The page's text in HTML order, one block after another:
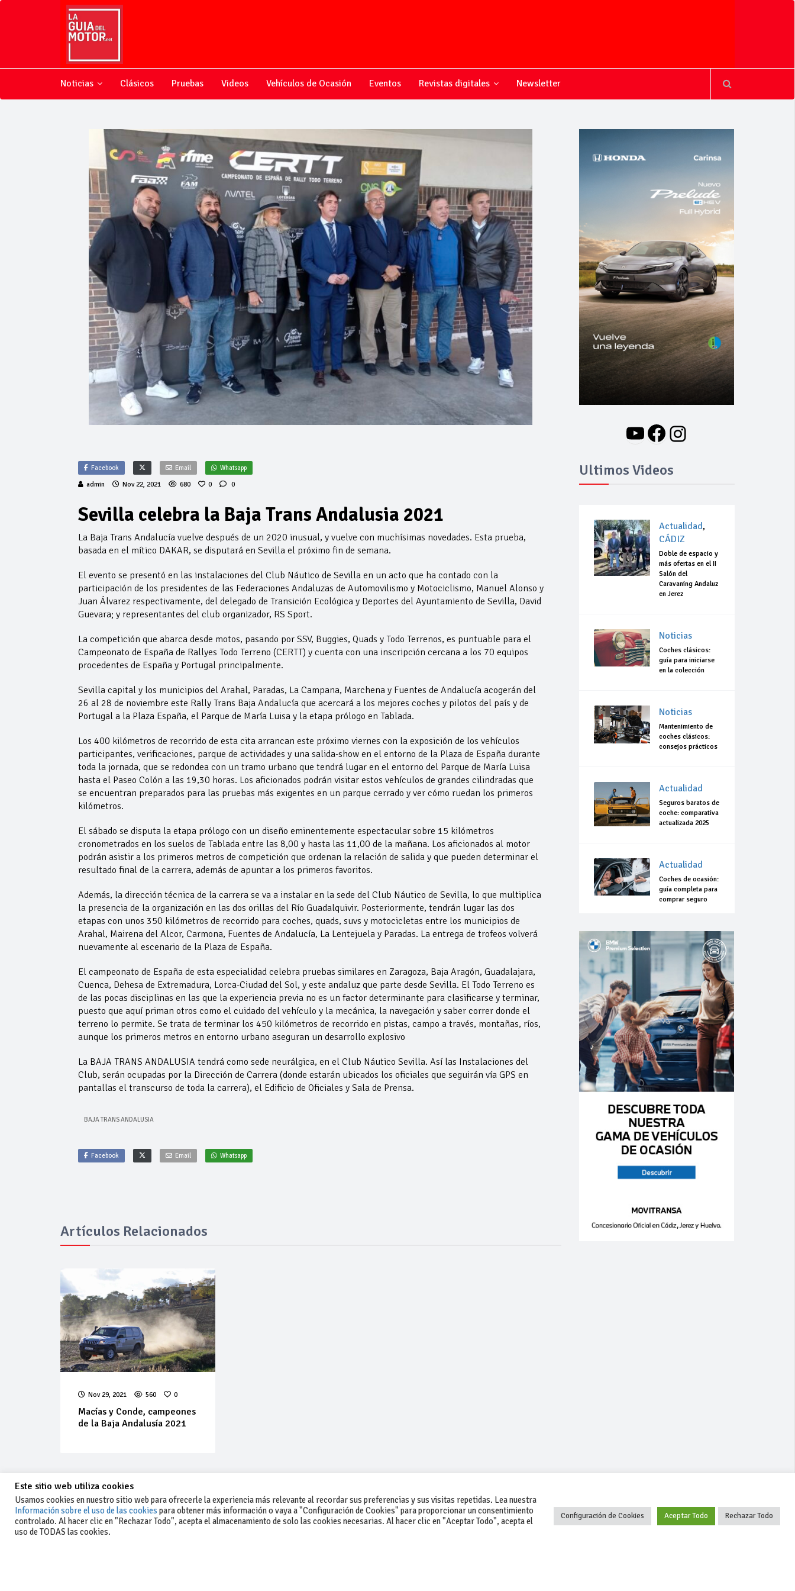
Noticias Clásicos Pruebas Videos Vehículos de Ocasión Eventos Revistas digitales Newsletter
Facebook Email Whatsapp
admin Nov 22, 2021 680 0 0
Sevilla celebra la Baja Trans Andalusia 2021
La Baja Trans Andalucía vuelve después de un 2020 inusual, y vuelve con muchísimas novedades. Esta prueba,
basada en el mítico DAKAR, se disputará en Sevilla el próximo fin de semana.
El evento se presentó en las instalaciones del Club Náutico de Sevilla en un acto que ha contado con la
participación de los presidentes de las Federaciones Andaluzas de Automovilismo y Motociclismo, Manuel Alonso y
Juan Álvarez respectivamente, del delegado de Transición Ecológica y Deportes del Ayuntamiento de Sevilla, David
Guevara; y representantes del club organizador, RS Sport.
La competición que abarca desde motos, pasando por SSV, Buggies, Quads y Todo Terrenos, es puntuable para el
Campeonato de España de Rallyes Todo Terreno (CERTT) y cuenta con una inscripción cercana a los 70 equipos
procedentes de España y Portugal principalmente.
Sevilla capital y los municipios del Arahal, Paradas, La Campana, Marchena y Fuentes de Andalucía acogerán del
26 al 28 de noviembre este Rally Trans Baja Andalucía que acercará a los mejores coches y pilotos del país y de
Portugal a la Plaza España, el Parque de María Luisa y la etapa prólogo en Tablada.
Los 400 kilómetros de recorrido de esta cita arrancan este próximo viernes con la exposición de los vehículos
participantes, verificaciones, parque de actividades y una salida-show en el entorno de la Plaza de España durante
toda la jornada, que se redondea con un tramo urbano que tendrá lugar en el entorno del Parque de María Luisa
hasta el Paseo Colón a las 19,30 horas. Los aficionados podrán visitar estos vehículos de grandes cilindradas que
se encuentran preparados para las pruebas más exigentes en un parque cerrado y ver cómo ruedan los primeros
kilómetros.
El sábado se disputa la etapa prólogo con un diseño eminentemente espectacular sobre 15 kilómetros
cronometrados en los suelos de Tablada entre las 8,00 y hasta las 11,00 de la mañana. Los aficionados al motor
podrán asistir a los primeros metros de competición que ordenan la relación de salida y que pueden determinar el
resultado final de la carrera, además de apuntar a los primeros favoritos.
Además, la dirección técnica de la carrera se va a instalar en la sede del Club Náutico de Sevilla, lo que multiplica
la presencia de la organización en las dos orillas del Río Guadalquivir. Posteriormente, tendrán lugar las dos
etapas con unos 350 kilómetros de recorrido para coches, quads, suvs y motocicletas entre los municipios de
Arahal, Mairena del Alcor, Carmona, Fuentes de Andalucía, La Lentejuela y Paradas. La entrega de trofeos volverá
nuevamente al escenario de la Plaza de España.
El campeonato de España de esta especialidad celebra pruebas similares en Zaragoza, Baja Aragón, Guadalajara,
Cuenca, Dehesa de Extremadura, Lorca-Ciudad del Sol, y este andaluz que parte desde Sevilla. El Todo Terreno es
de las pocas disciplinas en las que la experiencia previa no es un factor determinante para clasificarse y terminar,
puesto que aquí priman otros como el cuidado del vehículo y la mecánica, la navegación y saber correr donde el
terreno lo permite. Se trata de terminar los 450 kilómetros de recorrido en pistas, campo a través, montañas, ríos,
aunque los primeros metros en entorno urbano aseguran un desarrollo explosivo
La BAJA TRANS ANDALUSIA tendrá como sede neurálgica, en el Club Náutico Sevilla. Así las Instalaciones del
Club, serán ocupadas por la Dirección de Carrera (donde estarán ubicados los oficiales que seguirán vía GPS en
pantallas el transcurso de toda la carrera), el Edificio de Oficiales y Sala de Prensa.
BAJA TRANS ANDALUSIA
Facebook Email Whatsapp
Artículos Relacionados
Nov 29, 2021 560 0
Macías y Conde, campeones
de la Baja Andalusía 2021
YouTube
Facebook
Instagram
Ultimos Videos
Actualidad,
CÁDIZ
Doble de espacio y
más ofertas en el II
Salón del
Caravaning Andaluz
en Jerez
Noticias
Coches clásicos:
guía para iniciarse
en la colección
Noticias
Mantenimiento de
coches clásicos:
consejos prácticos
Actualidad
Seguros baratos de
coche: comparativa
actualizada 2025
Actualidad
Coches de ocasión:
guía completa para
comprar seguro
-Aviso legal y condiciones generales
-Contacto
+34 627 35 00 36
Este sitio web utiliza cookies
Usamos cookies en nuestro sitio web para ofrecerle la experiencia más relevante al recordar sus preferencias y sus visitas repetidas. Lea nuestra
Información sobre el uso de las cookies para obtener más información o vaya a "Configuración de Cookies" para proporcionar un consentimiento
controlado. Al hacer clic en "Rechazar Todo", acepta el almacenamiento de solo las cookies necesarias. Al hacer clic en "Aceptar Todo", acepta el
uso de TODAS las cookies.
Configuración de Cookies Aceptar Todo Rechazar Todo